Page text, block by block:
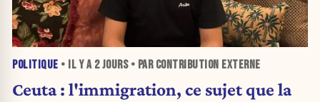
POLITIQUE • IL Y A 2 JOURS• PAR CONTRIBUTION EXTERNE
Ceuta : l'immigration, ce sujet que la